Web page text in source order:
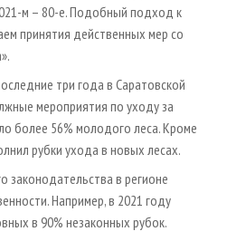
м – 80-е. Подобный подход к
принятия действенных мер со
три года в Саратовской
мероприятия по уходу за
более 56% молодого леса. Кроме
рубки ухода в новых лесах.
законодательства в регионе
Например, в 2021 году
в 90% незаконных рубок.